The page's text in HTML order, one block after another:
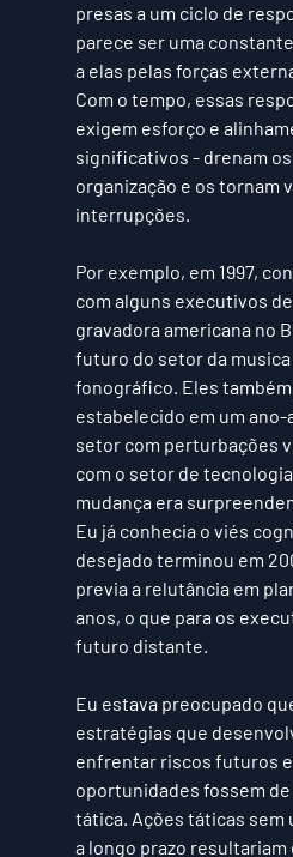
presas a um ciclo de
parece ser uma
a elas pelas forças
Com o tempo, essas
exigem esforço e
significativos - drenam
organização e os tornam
interrupções.
Por exemplo, em 1997,
com alguns executivos
gravadora americana no
futuro do setor da
fonográfico. Eles também
estabelecido em um ano-
setor com perturbações
com o setor de
mudança era
Eu já conhecia o viés
desejado terminou em
previa a relutância em
anos, o que para os
futuro distante.
Eu estava preocupado
estratégias que
enfrentar riscos futuros
oportunidades fossem
tática. Ações táticas sem
a longo prazo